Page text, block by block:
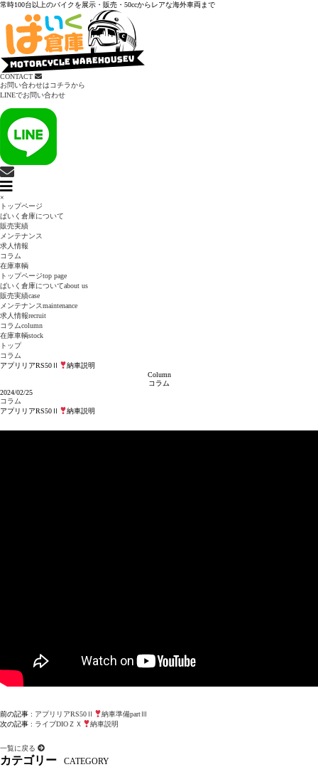
常時100台以上のバイクを展示・販売・50ccからレアな海外車両まで
CONTACT
お問い合わせはコチラから
LINEでお問い合わせ
×
トップページ
ばいく倉庫について
販売実績
メンテナンス
求人情報
コラム
在庫車輌
トップページtop page
ばいく倉庫についてabout us
販売実績case
メンテナンスmaintenance
求人情報recruit
コラムcolumn
在庫車輌stock
トップ
コラム
アプリリアRS50Ⅱ
納車説明
Column
コラム
2024/02/25
コラム
アプリリアRS50Ⅱ
納車説明
前の記事 : アプリリアRS50Ⅱ
納車準備partⅢ
次の記事 : ライブDIOＺＸ 納車説明
一覧に戻る
カテゴリー CATEGORY